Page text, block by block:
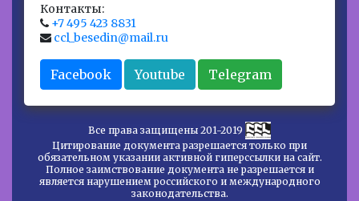
Контакты:
+7 495 423 8831
ccl_besedin@mail.ru
Facebook Youtube Telegram
Все права защищены 201-2019
Цитирование документа разрешается только при
обязательном указании активной гиперссылки на сайт.
Полное заимствование документа не разрешается и
является нарушением российского и международного
законодательства.